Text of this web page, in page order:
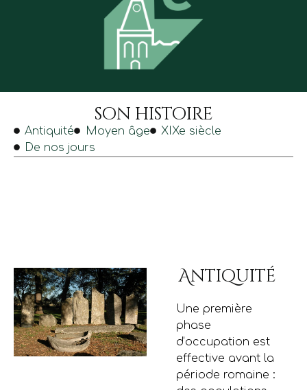
son histoire
Antiquité Moyen âge
XIXe siècle
De nos jours
Antiquité
Une première
phase
d’occupation est
effective avant la
période romaine :